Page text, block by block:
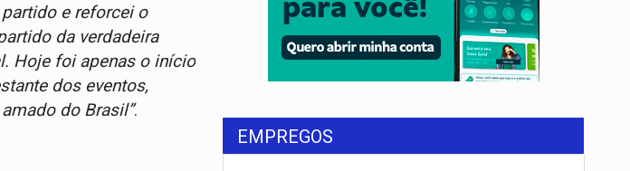
e reforcei o
da verdadeira
Hoje foi apenas o início
dos eventos,
do Brasil”.
EMPREGOS